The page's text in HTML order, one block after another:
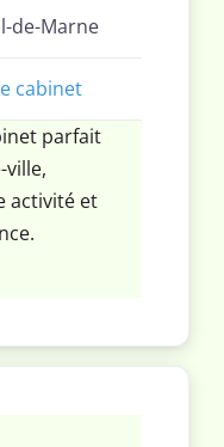
de-Marne
cabinet
parfait
ville,
activité et